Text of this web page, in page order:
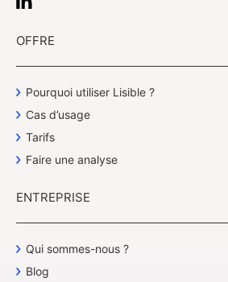
OFFRE
Pourquoi utiliser Lisible ?
Cas d’usage
Tarifs
Faire une analyse
ENTREPRISE
Qui sommes-nous ?
Blog